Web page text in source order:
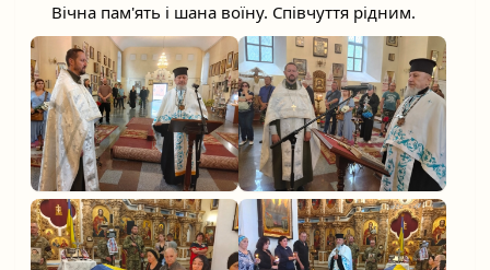
	Вічна пам'ять і шана воїну. Співчуття рідним.